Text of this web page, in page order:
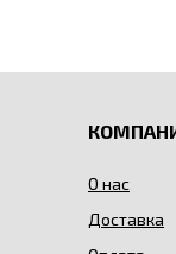
О нас
Доставка